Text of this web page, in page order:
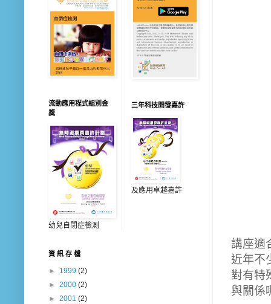
講座適
近年不
對有特
與關係
流動應用程式組別金
獎
幼兒自閉症檢測
三年科技開發嘉許
及應用卓越嘉許
資 訊 存 檔
► 1999 (2)
► 2000 (2)
► 2001 (2)